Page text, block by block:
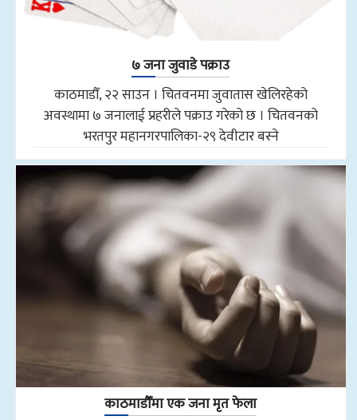
७ जना जुवाडे पक्राउ
काठमाडौँ, २२ साउन । चितवनमा जुवातास खेलिरहेको
अवस्थामा ७ जनालाई प्रहरीले पक्राउ गरेको छ । चितवनको
भरतपुर महानगरपालिका-२९ देवीटार बस्ने
काठमाडौँमा एक जना मृत फेला